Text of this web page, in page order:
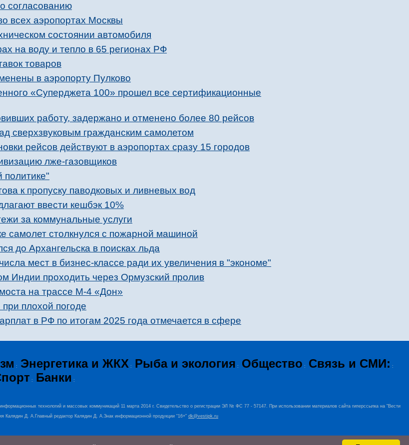
согласованию
всех аэропортах Москвы
состоянии автомобиля
на воду и тепло в 65 регионах РФ
товаров
в аэропорту Пулково
«Суперджета 100» прошел все сертификационные
работу, задержано и отменено более 80 рейсов
сверхзвуковым гражданским самолетом
рейсов действуют в аэропортах сразу 15 городов
лже-газовщиков
политике"
к пропуску паводковых и ливневых вод
ввести кешбэк 10%
за коммунальные услуги
самолет столкнулся c пожарной машиной
до Архангельска в поисках льда
мест в бизнес-классе ради их увеличения в "экономе"
Индии проходить через Ормузский пролив
на трассе М-4 «Дон»
плохой погоде
в РФ по итогам 2025 года отмечается в сфере
: Энергетика и ЖКХ : Рыба и экология : Общество : Связь и СМИ: :
: Банки :
технологий и массовых коммуникаций 11 марта 2014 г. Свидетельство о регистрации ЭЛ № ФС 77 - 57147. При использовании материалов сайта гиперссылка на "Вести
Д. А.Главный редактор Калядин Д. А.Знак информационной продукции “16+” dk@vestipk.ru